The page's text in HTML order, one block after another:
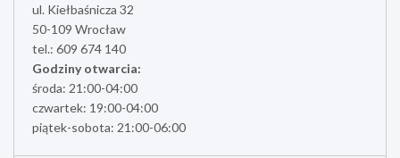
ul. Kiełbaśnicza 32
50-109 Wrocław
tel.: 609 674 140
Godziny otwarcia:
środa: 21:00-04:00
czwartek: 19:00-04:00
piątek-sobota: 21:00-06:00